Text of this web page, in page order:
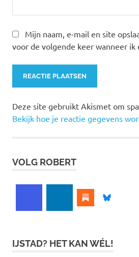
Mijn naam, e-mail en site
voor de volgende keer wanneer ik
Deze site gebruikt Akismet om
Bekijk hoe je reactie gegevens
VOLG ROBERT
IJSTAD? HET KAN WÉL!